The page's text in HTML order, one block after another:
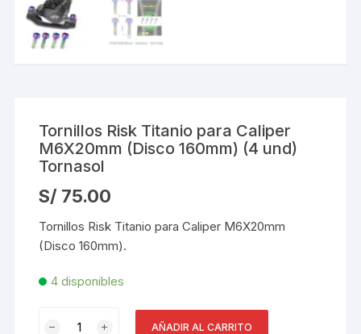
Tornillos Risk Titanio para Caliper
M6X20mm (Disco 160mm) (4 und)
Tornasol
S/ 75.00
Tornillos Risk Titanio para Caliper M6X20mm
(Disco 160mm).
4 disponibles
AÑADIR AL CARRITO